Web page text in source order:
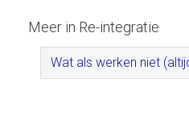
Meer in Re-integratie
Wat als werken niet